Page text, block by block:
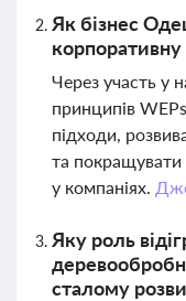
Як бізнес
корпоративну
Через участь у
принципів
підходи,
та покращувати
у компаніях.
Яку роль
сталому